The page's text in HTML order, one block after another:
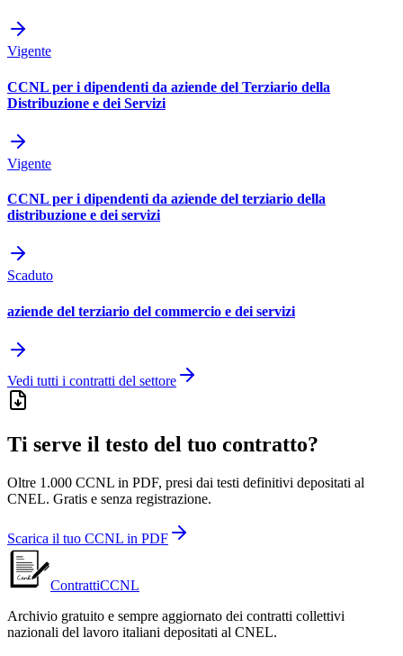
Vigente
CCNL per i dipendenti da aziende del Terziario della
Distribuzione e dei Servizi
Vigente
CCNL per i dipendenti da aziende del terziario della
distribuzione e dei servizi
Scaduto
aziende del terziario del commercio e dei servizi
Vedi tutti i contratti del settore
Ti serve il testo del tuo contratto?
Oltre 1.000 CCNL in PDF, presi dai testi definitivi depositati al
CNEL. Gratis e senza registrazione.
Scarica il tuo CCNL in PDF
ContrattiCCNL
Archivio gratuito e sempre aggiornato dei contratti collettivi
nazionali del lavoro italiani depositati al CNEL.